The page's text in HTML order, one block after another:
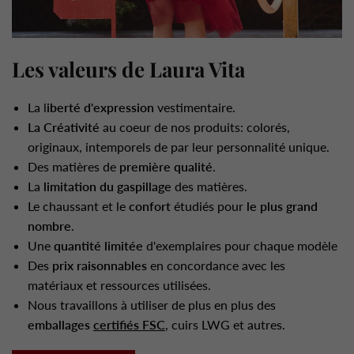
Les valeurs de Laura Vita
La liberté d'expression vestimentaire.
La Créativité au coeur de nos produits: colorés,
originaux, intemporels de par leur personnalité unique.
Des matières de première qualité.
La limitation du gaspillage des matières.
Le chaussant et le confort étudiés pour le plus grand
nombre.
Une quantité limitée d'exemplaires pour chaque modèle
Des prix raisonnables en concordance avec les
matériaux et ressources utilisées.
Nous travaillons à utiliser de plus en plus des
emballages certifiés FSC, cuirs LWG et autres.